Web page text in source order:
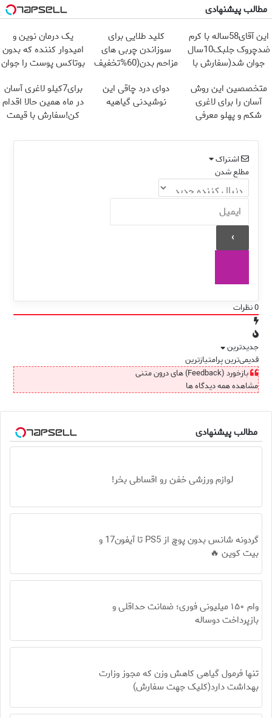
مطالب پیشنهادی
این آقای58ساله با کرم
ضدچروک جلبک10سال
جوان شد(سفارش با
کلید طلایی برای
سوزاندن چربی های
مزاحم بدن(60%تخفیف
یک درمان نوین و
امیدوار کننده که بدون
بوتاکس پوست را جوان
متخصصین این روش
آسان را برای لاغری
شکم و پهلو معرفی
دوای درد چاقی این
نوشیدنی گیاهیه
برای7کیلو لاغری آسان
در ماه همین حالا اقدام
کن!سفارش با قیمت
اشتراک
مطلع شدن
0نظرات
جدیدترین
قدیمی‌ترینپرامتیازترین
بازخورد (Feedback) های درون متنی
مشاهده همه دیدگاه ها
مطالب پیشنهادی
لوازم ورزشی خفن رو اقساطی بخر!
گردونه شانس بدون پوچ از PS5 تا آیفون17 و
بیت کوین 🔥
وام ۱۵۰ میلیونی فوری؛ ضمانت حداقلی و
بازپرداخت دوساله
تنها فرمول گیاهی کاهش وزن که مجوز وزارت
بهداشت دارد(کلیک جهت سفارش)